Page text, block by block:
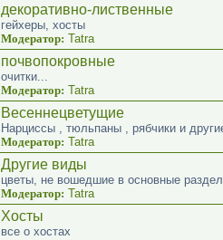
декоративно-лиственные
гейхеры, хосты
Модератор: Tatra
почвопокровные
очитки...
Модератор: Tatra
Весеннецветущие
Нарциссы , тюльпаны , рябчики и
Модератор: Tatra
Другие виды
цветы, не вошедшие в основные
Модератор: Tatra
Хосты
все о хостах